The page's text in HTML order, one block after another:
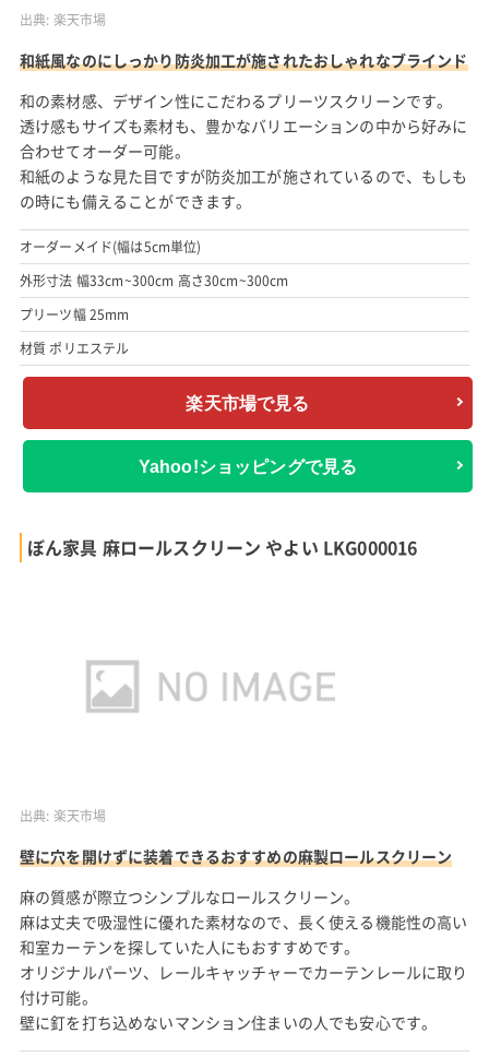
出典: 楽天市場
和紙風なのにしっかり防炎加工が施されたおしゃれなブラインド
和の素材感、デザイン性にこだわるプリーツスクリーンです。
透け感もサイズも素材も、豊かなバリエーションの中から好みに
合わせてオーダー可能。
和紙のような見た目ですが防炎加工が施されているので、もしも
の時にも備えることができます。
オーダーメイド(幅は5cm単位)
外形寸法 幅33cm~300cm 高さ30cm~300cm
プリーツ幅 25mm
材質 ポリエステル
楽天市場で見る
Yahoo!ショッピングで見る
ぼん家具 麻ロールスクリーン やよい LKG000016
出典: 楽天市場
壁に穴を開けずに装着できるおすすめの麻製ロールスクリーン
麻の質感が際立つシンプルなロールスクリーン。
麻は丈夫で吸湿性に優れた素材なので、長く使える機能性の高い
和室カーテンを探していた人にもおすすめです。
オリジナルパーツ、レールキャッチャーでカーテンレールに取り
付け可能。
壁に釘を打ち込めないマンション住まいの人でも安心です。